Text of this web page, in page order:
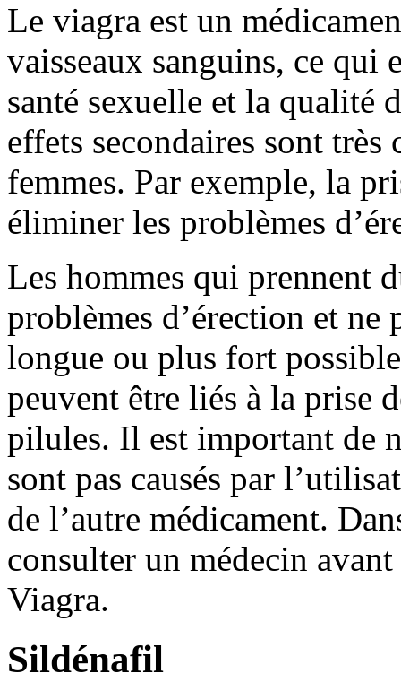
Le viagra est un
vaisseaux sanguins, ce
santé sexuelle et la qualité
effets secondaires sont très
femmes. Par exemple, la
éliminer les problèmes
Les hommes qui prennent
problèmes d’érection et
longue ou plus fort
peuvent être liés à la prise
pilules. Il est important de
sont pas causés par
de l’autre médicament.
consulter un médecin
Viagra.
Sildénafil